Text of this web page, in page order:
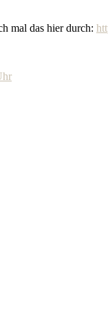
mal das hier durch: